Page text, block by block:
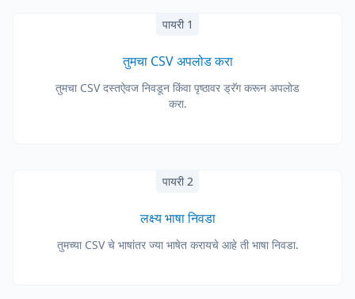
पायरी 1
तुमचा CSV अपलोड करा
तुमचा CSV दस्तऐवज निवडून किंवा पृष्ठावर ड्रॅग करून अपलोड
करा.
पायरी 2
लक्ष्य भाषा निवडा
तुमच्या CSV चे भाषांतर ज्या भाषेत करायचे आहे ती भाषा निवडा.